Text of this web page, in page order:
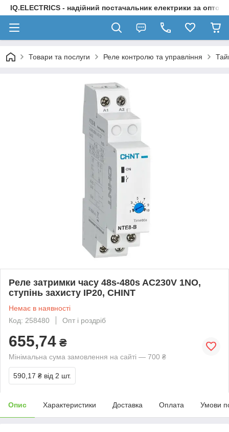
IQ.ELECTRICS - надійний постачальник електрики за
Товари та послуги Реле контролю та управління
Реле затримки часу 48s-480s AC230V 1NO,
ступінь захисту IP20, CHINT
Немає в наявності
Код: 258480
Опт і роздріб
655,74 ₴
Мінімальна сума замовлення на сайті — 700 ₴
590,17 ₴ від 2 шт.
Опис Характеристики Доставка Оплата Умови